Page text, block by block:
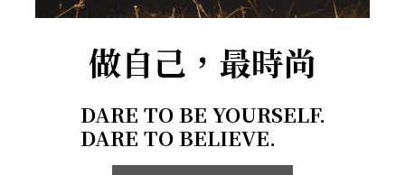
做自己，最時尚
DARE TO BE YOURSELF.
DARE TO BELIEVE.